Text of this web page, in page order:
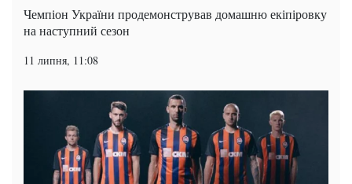
Чемпіон України продемонстрував домашню екіпіровку
на наступний сезон
11 липня, 11:08